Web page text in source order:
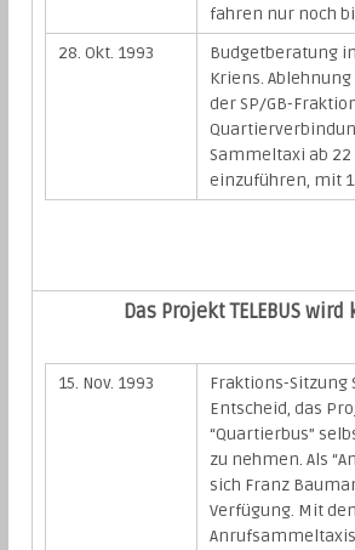
fahren nur noch
28. Okt. 1993
Budgetberatung
Kriens.
der SP/GB-
Sammeltaxi ab
einzuführen, mit
Das Projekt TELEBUS
15. Nov. 1993
Fraktions-Sitzung
Entscheid, das
“Quartierbus”
zu nehmen. Als
sich Franz
Verfügung. Mit